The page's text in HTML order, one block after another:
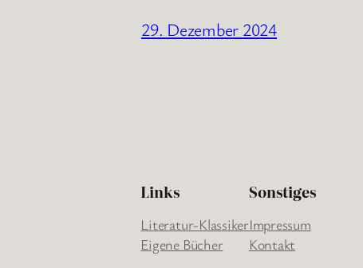
29. Dezember 2024
Links
Literatur-Klassiker
Eigene Bücher
Sonstiges
Impressum
Kontakt